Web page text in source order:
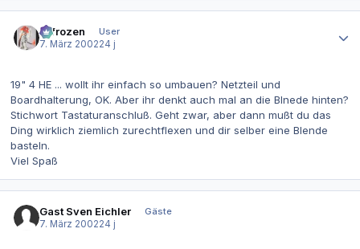
2-frozen
User
7. März 200224 j
19" 4 HE ... wollt ihr einfach so umbauen? Netzteil und
Boardhalterung, OK. Aber ihr denkt auch mal an die Blnede hinten?
Stichwort Tastaturanschluß. Geht zwar, aber dann mußt du das
Ding wirklich ziemlich zurechtflexen und dir selber eine Blende
basteln.
Viel Spaß
Gast Sven Eichler
Gäste
7. März 200224 j